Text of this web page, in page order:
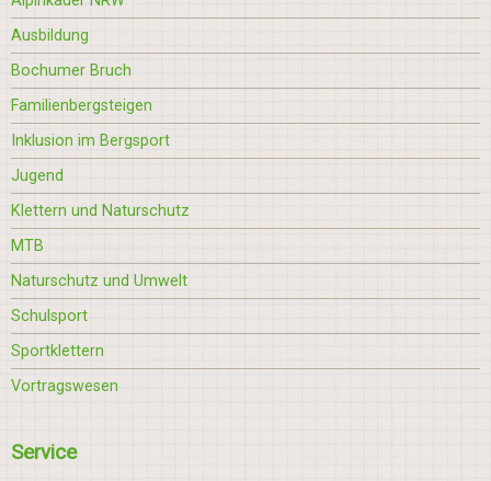
Ausbildung
Bochumer Bruch
Familienbergsteigen
Inklusion im Bergsport
Jugend
Klettern und Naturschutz
MTB
Naturschutz und Umwelt
Schulsport
Sportklettern
Vortragswesen
Service